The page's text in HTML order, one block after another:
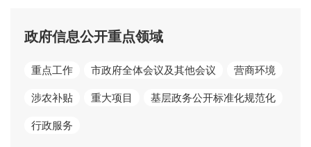
政府信息公开重点领域
重点工作 市政府全体会议及其他会议 营商环境
涉农补贴 重大项目 基层政务公开标准化规范化
行政服务